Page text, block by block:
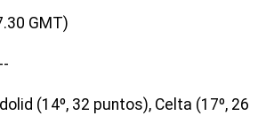
GMT)
(14º, 32 puntos), Celta (17º, 26